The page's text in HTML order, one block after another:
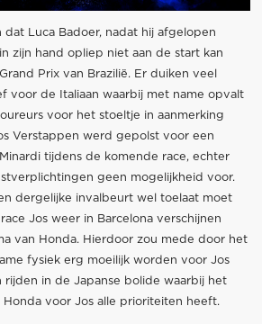
Luca Badoer, nadat hij afgelopen
zijn hand opliep niet aan de start kan
Prix van Brazilië. Er duiken veel
voor de Italiaan waarbij met name opvalt
voor het stoeltje in aanmerking
Verstappen werd gepolst voor een
tijdens de komende race, echter
geen mogelijkheid voor.
dergelijke invalbeurt wel toelaat moet
Jos weer in Barcelona verschijnen
van Honda. Hierdoor zou mede door het
fysiek erg moeilijk worden voor Jos
rijden in de Japanse bolide waarbij het
voor Jos alle prioriteiten heeft.